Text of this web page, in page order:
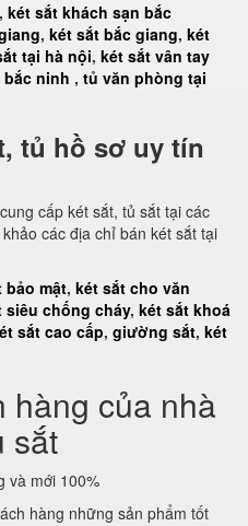
, két sắt khách sạn bắc
, két sắt bắc giang, két
tại hà nội, két sắt vân tay
ninh , tủ văn phòng tại
tủ hồ sơ uy tín
cấp két sắt, tủ sắt tại các
các địa chỉ bán két sắt tại
bảo mật, két sắt cho văn
siêu chống cháy, két sắt khoá
sắt cao cấp, giường sắt, két
hàng của nhà
sắt
và mới 100%
hàng những sản phẩm tốt